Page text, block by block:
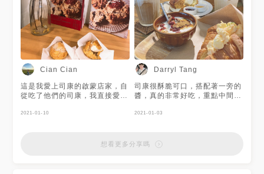
Cian Cian
這是我愛上司康的啟蒙店家，自
從吃了他們的司康，我直接愛上
就是在吃麵粉，吃了他們的司康
2021-01-10
Darryl Tang
司康很酥脆可口，搭配著一旁的
醬，真的非常好吃，重點中間的
的很脆，咬下去一層一層的，甜
2021-01-03
想看更多分享嗎